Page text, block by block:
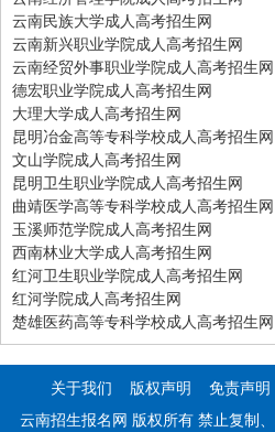
云南民族大学成人高考招生网
云南新兴职业学院成人高考招生网
云南经贸外事职业学院成人高考招生网
德宏职业学院成人高考招生网
大理大学成人高考招生网
昆明冶金高等专科学校成人高考招生网
文山学院成人高考招生网
昆明卫生职业学院成人高考招生网
曲靖医学高等专科学校成人高考招生网
玉溪师范学院成人高考招生网
西南林业大学成人高考招生网
红河卫生职业学院成人高考招生网
红河学院成人高考招生网
楚雄医药高等专科学校成人高考招生网
关于我们 版权声明 免责声明
云南招生报名网 版权所有 禁止复制